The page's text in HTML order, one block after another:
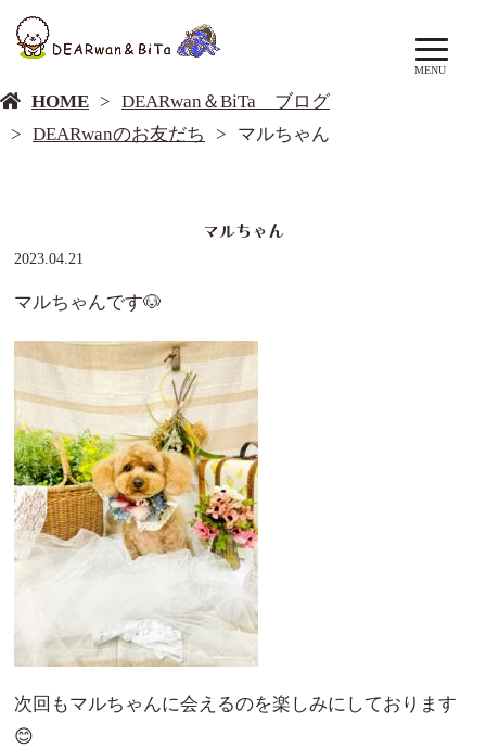
MENU
HOME
DEARwan＆BiTa ブログ
DEARwanのお友だち
マルちゃん
マルちゃん
2023.04.21
マルちゃんです🐶
次回もマルちゃんに会えるのを楽しみにしております
😊